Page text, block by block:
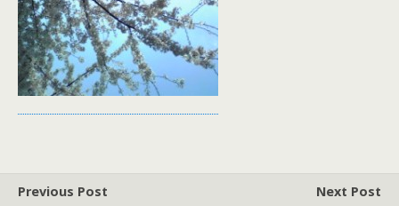
Previous Post
Next Post